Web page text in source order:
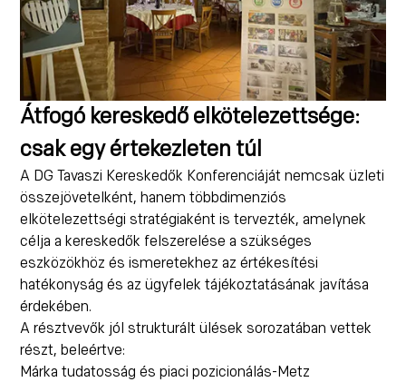
Átfogó kereskedő elkötelezettsége:
csak egy értekezleten túl
A DG Tavaszi Kereskedők Konferenciáját nemcsak üzleti
összejövetelként, hanem többdimenziós
elkötelezettségi stratégiaként is tervezték, amelynek
célja a kereskedők felszerelése a szükséges
eszközökhöz és ismeretekhez az értékesítési
hatékonyság és az ügyfelek tájékoztatásának javítása
érdekében.
A résztvevők jól strukturált ülések sorozatában vettek
részt, beleértve:
Márka tudatosság és piaci pozicionálás-Metz